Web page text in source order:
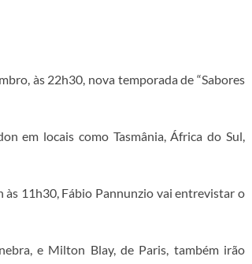
às 22h30, nova temporada de “Sabores
locais como Tasmânia, África do Sul,
11h30, Fábio Pannunzio vai entrevistar o
e Milton Blay, de Paris, também irão